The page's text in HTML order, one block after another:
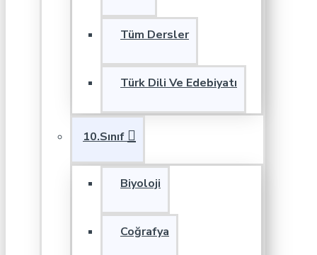
Tüm Dersler
Türk Dili Ve Edebiyatı
10.Sınıf
Biyoloji
Coğrafya